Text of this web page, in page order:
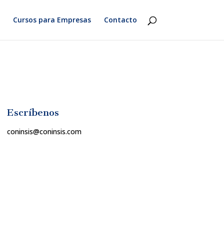
Cursos para Empresas Contacto
Escríbenos
coninsis@coninsis.com